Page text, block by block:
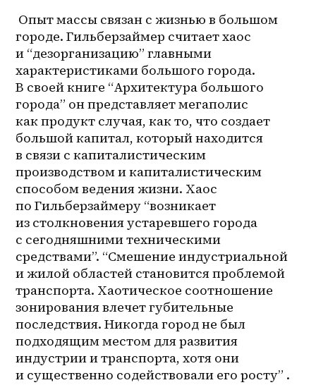
городе. Гильберзаймер считает хаос
и “дезорганизацию” главными
характеристиками большого города.
В своей книге “Архитектура большого
города” он представляет мегаполис
как продукт случая, как то, что создает
большой капитал, который находится
в связи с капиталистическим
производством и капиталистическим
способом ведения жизни. Хаос
по Гильберзаймеру “возникает
из столкновения устаревшего города
с сегодняшними техническими
средствами”. “Смешение индустриальной
и жилой областей становится проблемой
транспорта. Хаотическое соотношение
зонирования влечет губительные
последствия. Никогда город не был
подходящим местом для развития
индустрии и транспорта, хотя они
и существенно содействовали его росту” .